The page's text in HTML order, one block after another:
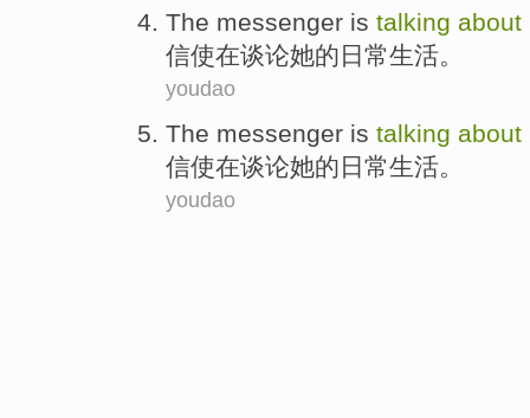
The messenger is talking about
信使在谈论她的 日常生活。
youdao
The messenger is talking about
信使在谈论她的 日常生活。
youdao